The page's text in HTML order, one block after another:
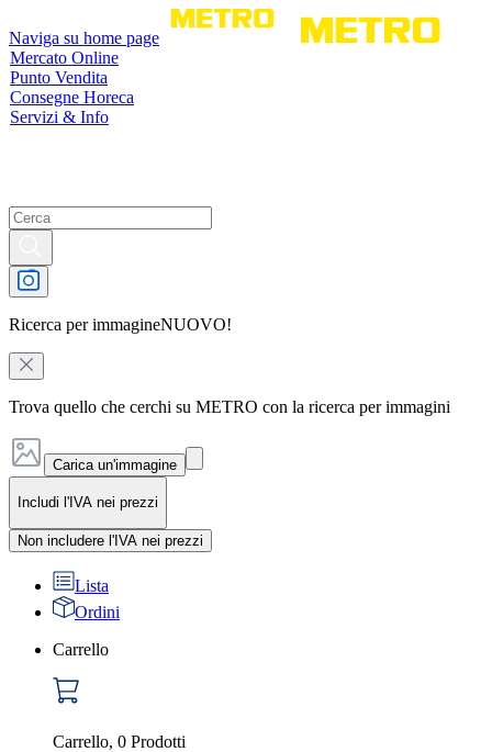
Naviga su home page
Mercato Online
Punto Vendita
Consegne Horeca
Servizi & Info
Ricerca per immagineNUOVO!
Trova quello che cerchi su METRO con la ricerca per immagini
Carica un'immagine
Includi l'IVA nei prezzi
Non includere l'IVA nei prezzi
Lista
Ordini
Carrello
Carrello, 0 Prodotti